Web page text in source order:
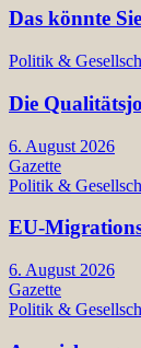
Das könnte
Politik &
Die
6. August 2026
Gazette
Politik &
EU-
6. August 2026
Gazette
Politik &